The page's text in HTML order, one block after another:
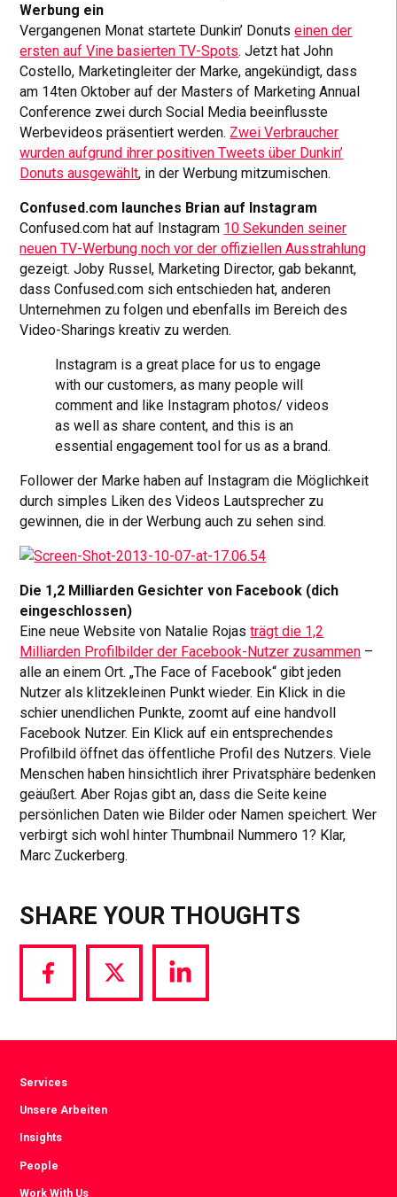
Werbung ein
Vergangenen Monat startete Dunkin’ Donutseinen der
ersten auf Vine basierten TV-Spots. Jetzt hat John
Costello, Marketingleiter der Marke, angekündigt, dass
am 14ten Oktober auf der Masters of Marketing Annual
Conference zwei durch Social Media beeinflusste
Werbevideos präsentiert werden. Zwei Verbraucher
wurden aufgrund ihrer positiven Tweets über Dunkin’
Donuts ausgewählt, in der Werbung mitzumischen.
Confused.com launches Brian auf Instagram
Confused.com hat auf Instagram 10 Sekunden seiner
neuen TV-Werbung noch vor der offiziellen Ausstrahlung
gezeigt. Joby Russel, Marketing Director, gab bekannt,
dass Confused.com sich entschieden hat, anderen
Unternehmen zu folgen und ebenfalls im Bereich des
Video-Sharings kreativ zu werden.
Instagram is a great place for us to engage
with our customers, as many people will
comment and like Instagram photos/ videos
as well as share content, and this is an
essential engagement tool for us as a brand.
Follower der Marke haben auf Instagram die Möglichkeit
durch simples Liken des Videos Lautsprecher zu
gewinnen, die in der Werbung auch zu sehen sind.
Die 1,2 Milliarden Gesichter von Facebook (dich
eingeschlossen)
Eine neue Website von Natalie Rojasträgt die 1,2
Milliarden Profilbilder der Facebook-Nutzer zusammen –
alle an einem Ort. „The Face of Facebook“ gibt jeden
Nutzer als klitzekleinen Punkt wieder. Ein Klick in die
schier unendlichen Punkte, zoomt auf eine handvoll
Facebook Nutzer. Ein Klick auf ein entsprechendes
Profilbild öffnet das öffentliche Profil des Nutzers. Viele
Menschen haben hinsichtlich ihrer Privatsphäre bedenken
geäußert. Aber Rojas gibt an, dass die Seite keine
persönlichen Daten wie Bilder oder Namen speichert. Wer
verbirgt sich wohl hinter Thumbnail Nummero 1? Klar,
Marc Zuckerberg.
SHARE YOUR THOUGHTS
Share
via
Share
via
Share
via
Services
Unsere Arbeiten
Insights
People
Work With Us